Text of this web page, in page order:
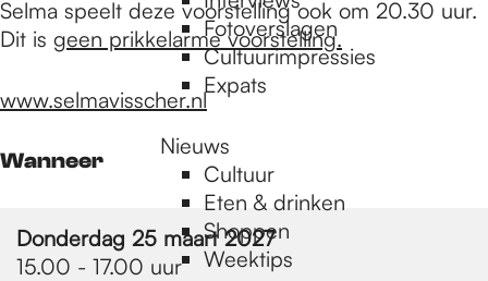
Fotoverslagen
Cultuurimpressies
Expats
Nieuws
Cultuur
Eten & drinken
Shoppen
Weektips
Selma speelt deze voorstelling ook om 20.30 uur.
Dit is geen prikkelarme voorstelling.
www.selmavisscher.nl
Wanneer
Donderdag 25 maart 2027
15.00 - 17.00 uur